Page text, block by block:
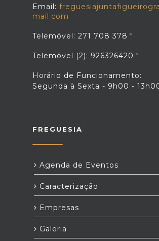
Email:
mail.com
Telemóvel: 271 708 378
Telemóvel (2): 926326420
Horário de Funcionamento:
Segunda à Sexta - 9h00 -
FREGUESIA
Agenda de Eventos
Caracterização
Empresas
Galeria